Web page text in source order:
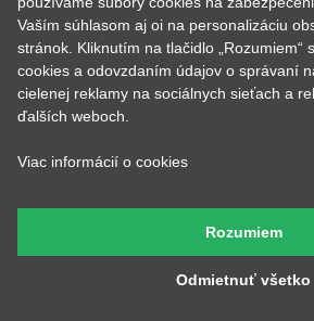
Cestovanie
EKG - moje srdce bije
Evolúcia
Film a Seriál
Geek
Hobby
Hudobné
Sex
Športy
Školské
Vianoce
Vaším súhlasom aj oi na personalizáciu
stránok. Kliknutím na tlačidlo „Rozumiem“
cookies a odovzdaním údajov o správaní
cielenej reklamy na sociálnych sieťach a
ďalších weboch.
Viac informácií o cookies
Odmietnuť všetko
Rozumiem